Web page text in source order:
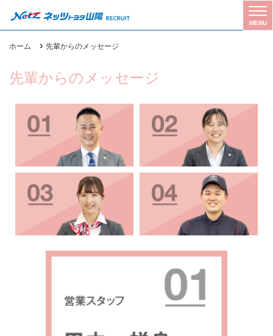
Tog
gle
MENU
ホーム › 先輩からのメッセージ
先輩からのメッセージ